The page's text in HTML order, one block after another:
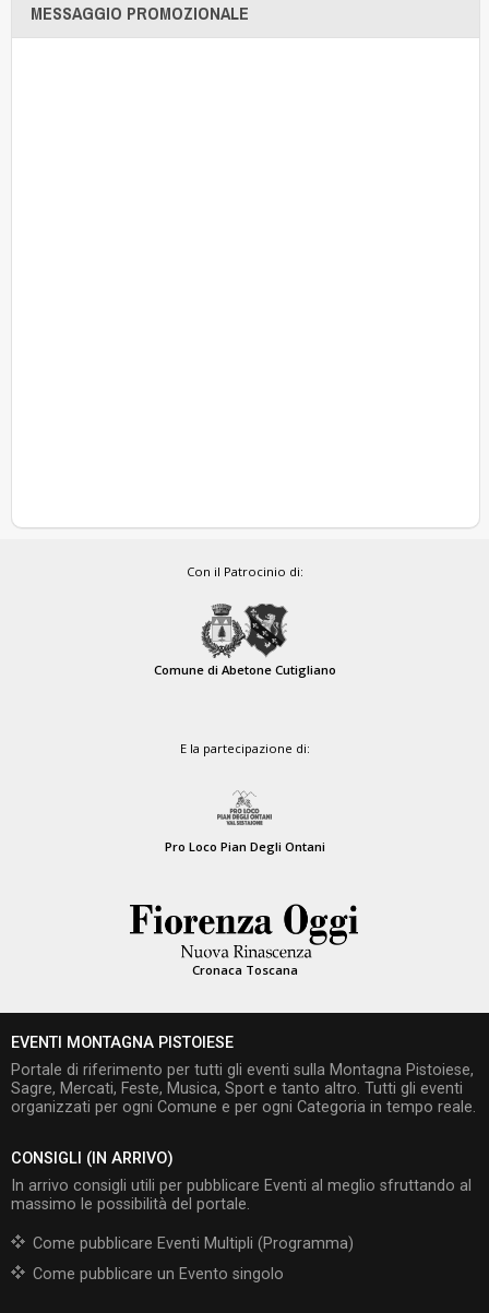
MESSAGGIO PROMOZIONALE
Con il Patrocinio di:
Comune di Abetone Cutigliano
E la partecipazione di:
Pro Loco Pian Degli Ontani
Cronaca Toscana
EVENTI MONTAGNA PISTOIESE
Portale di riferimento per tutti gli eventi sulla Montagna Pistoiese,
Sagre, Mercati, Feste, Musica, Sport e tanto altro. Tutti gli eventi
organizzati per ogni Comune e per ogni Categoria in tempo reale.
CONSIGLI (IN ARRIVO)
In arrivo consigli utili per pubblicare Eventi al meglio sfruttando al
massimo le possibilità del portale.
Come pubblicare Eventi Multipli (Programma)
Come pubblicare un Evento singolo